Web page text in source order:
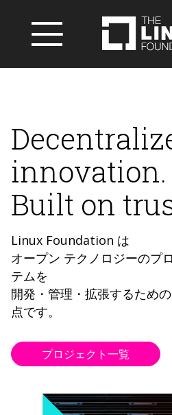
innovation.
Built on
Linux Foundation は
オープン テクノロジーのプ
テムを
開発・管理・拡張するため
点です。
プロジェクト一覧